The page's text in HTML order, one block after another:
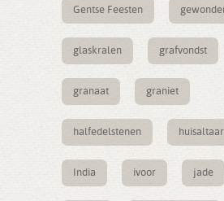
Gentse Feesten
glaskralen grafvondst
granaat graniet
halfedelstenen huisaltaar
India ivoor jade